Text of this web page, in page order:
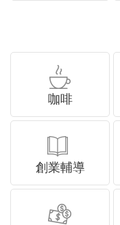
咖啡
創業輔導